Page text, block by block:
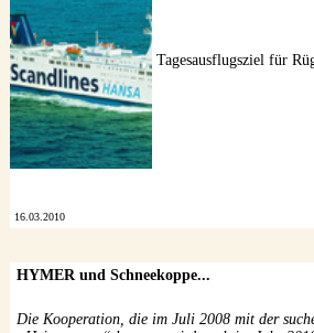
Tagesausflugsziel für
16.03.2010
HYMER und Schneekoppe...
Die Kooperation, die im Juli 2008 mit der